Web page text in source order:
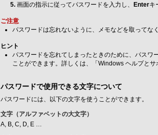
画面の指示に従ってパスワードを入力し、
Enterキ
ご注意
パスワードは忘れないように、メモなどを取ってな
ヒント
パスワードを忘れてしまったときのために、パスワ
ことができます。詳しくは、「Windows ヘルプとサ
パスワードで使用できる文字について
パスワードには、以下の文字を使うことができます。
文字（アルファベットの大文字）
A, B, C, D, E …